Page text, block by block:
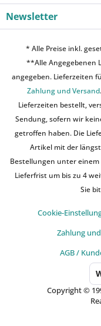
Newsletter
* Alle Preise inkl.
**Alle Angegebenen
angegeben. Lieferzeiten
Zahlung und Versand
Lieferzeiten bestellt,
Sendung, sofern wir
getroffen haben. Die
Artikel mit der
Bestellungen unter einem
Lieferfrist um bis zu 4
Sie
Cookie-
Zahlung
AGB /
Copyright ©